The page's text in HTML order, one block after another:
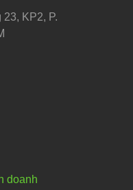
KP2, P.
doanh